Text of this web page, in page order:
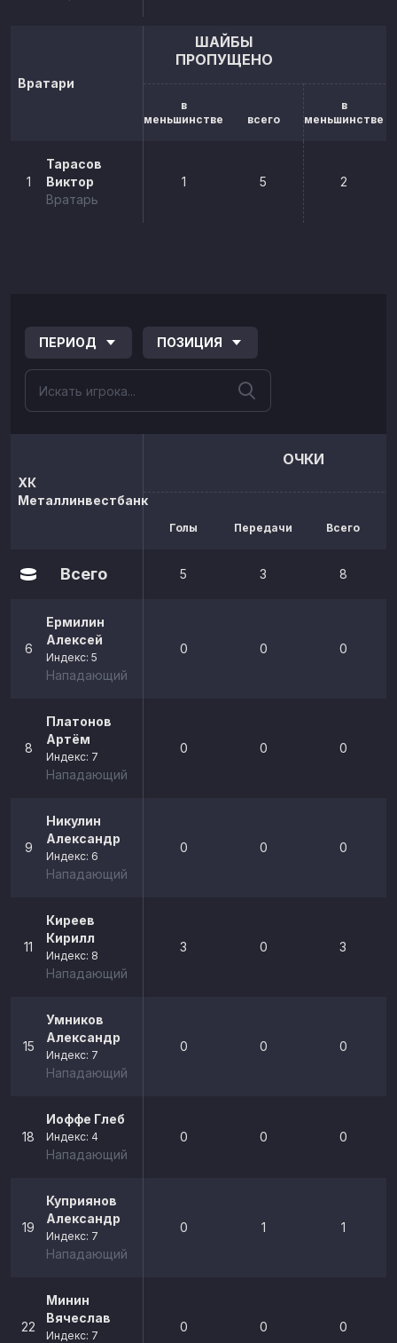
Вратари
ШАЙБЫ
ПРОПУЩЕНО
в
меньшинстве
всего
в
меньшинстве
1
Тарасов
Виктор
Вратарь
1 5 2
ПЕРИОД ПОЗИЦИЯ
ХК
Металлинвестбанк
ОЧКИ
Голы Передачи Всего
Всего 5 3 8
6
Ермилин
Алексей
Индекс: 5
Нападающий
0 0 0
8
Платонов
Артём
Индекс: 7
Нападающий
0 0 0
9
Никулин
Александр
Индекс: 6
Нападающий
0 0 0
11
Киреев
Кирилл
Индекс: 8
Нападающий
3 0 3
15
Умников
Александр
Индекс: 7
Нападающий
0 0 0
18
Иоффе Глеб
Индекс: 4
Нападающий
0 0 0
19
Куприянов
Александр
Индекс: 7
Нападающий
0 1 1
22
Минин
Вячеслав
Индекс: 7
0 0 0